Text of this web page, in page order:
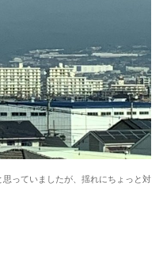
っていましたが、揺れにちょっと対